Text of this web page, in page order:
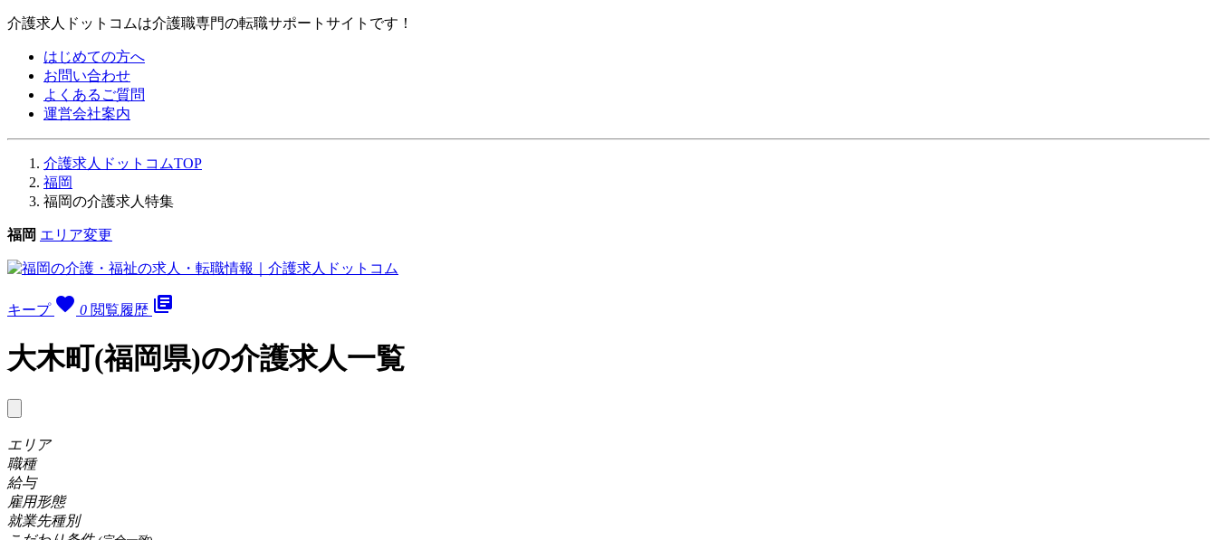
介護求人ドットコムは介護職専門の転職サポートサイトです！
はじめての方へ
お問い合わせ
よくあるご質問
運営会社案内
介護求人ドットコムTOP
福岡
福岡の介護求人特集
福岡 エリア変更
キープ favorite 0 閲覧履歴 library_books
大木町(福岡県)の介護求人一覧
エリア
職種
給与
雇用形態
就業先種別